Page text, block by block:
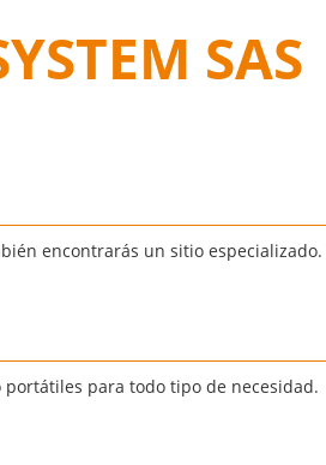
SAS
encontrarás un sitio especializado.
portátiles para todo tipo de necesidad.